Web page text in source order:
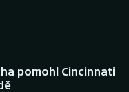
pomohl Cincinnati